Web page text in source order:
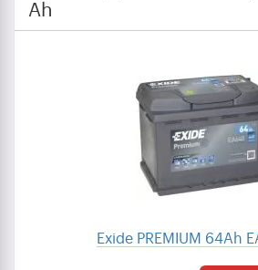
Ah
Exide PREMIUM 64Ah